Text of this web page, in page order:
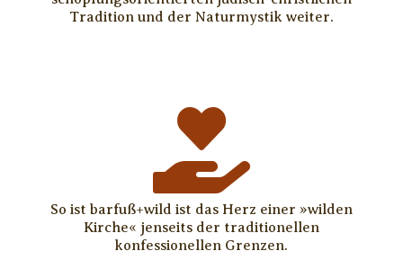
Tradition und der Naturmystik weiter.

So ist barfuß+wild ist das Herz einer »wilden
Kirche« jenseits der traditionellen
konfessionellen Grenzen.